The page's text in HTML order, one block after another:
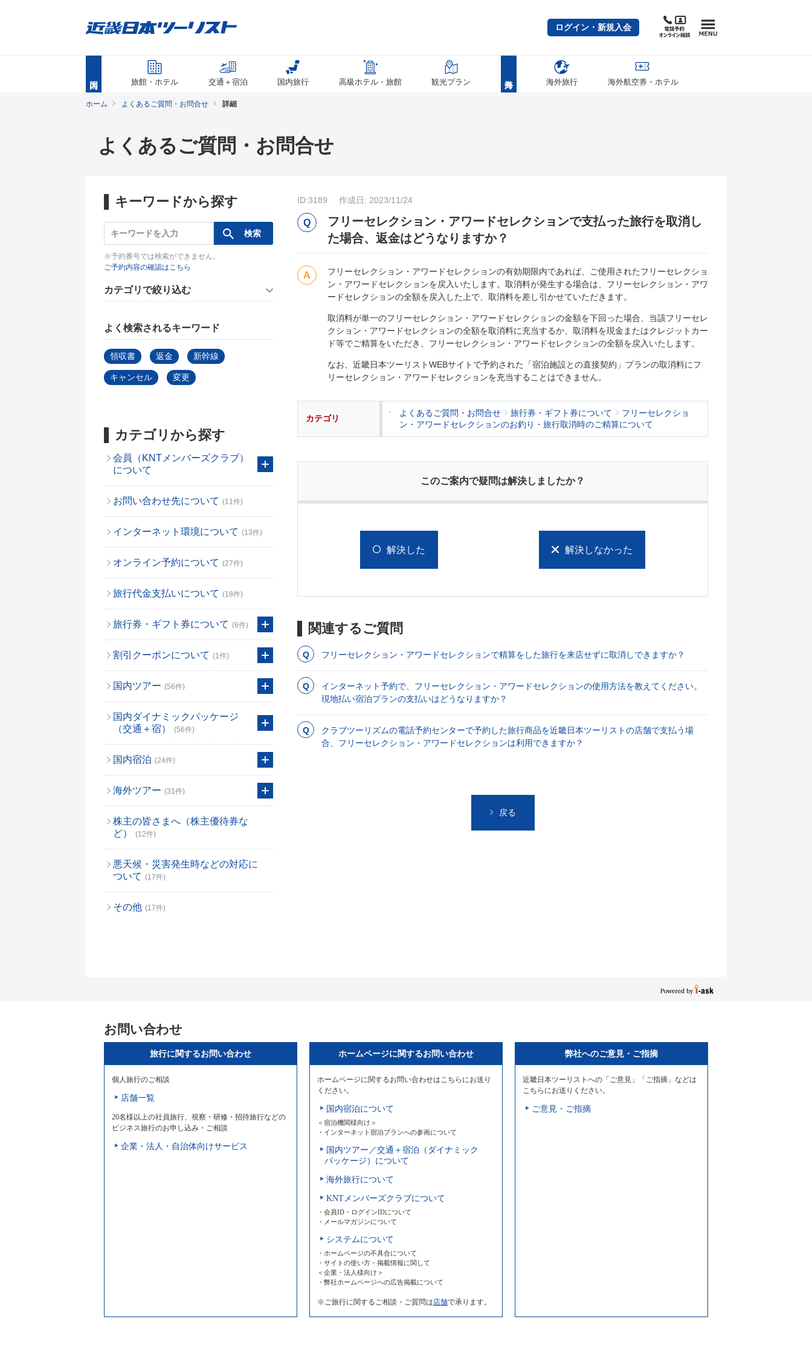
ログイン・新規入会
旅館・ホテル 交通＋宿泊 国内旅行 高級ホテル・旅館 観光プラン 海外旅行 海外航空券・ホテル
ホーム よくあるご質問・お問合せ 詳細
よくあるご質問・お問合せ
キーワードから探す
※予約番号では検索ができません。
ご予約内容の確認はこちら
カテゴリで絞り込む
よく検索されるキーワード
領収書 返金 新幹線
キャンセル 変更
カテゴリから探す
会員（KNTメンバーズクラブ）
について
お問い合わせ先について (11件)
インターネット環境について (13件)
オンライン予約について (27件)
旅行代金支払いについて (18件)
旅行券・ギフト券について (6件)
割引クーポンについて (1件)
国内ツアー (56件)
国内ダイナミックパッケージ
（交通＋宿）
(56件)
国内宿泊 (24件)
海外ツアー (31件)
株主の皆さまへ（株主優待券な
ど）
(12件)
悪天候・災害発生時などの対応に
ついて (17件)
その他 (17件)
ID:3189 作成日: 2023/11/24
フリーセレクション・アワードセレクションで支払った旅行を取消し
た場合、返金はどうなりますか？
フリーセレクション・アワードセレクションの有効期限内であれば、ご使用されたフリーセレクショ
ン・アワードセレクションを戻入いたします。取消料が発生する場合は、フリーセレクション・アワ
ードセレクションの全額を戻入した上で、取消料を差し引かせていただきます。
取消料が単一のフリーセレクション・アワードセレクションの金額を下回った場合、当該フリーセレ
クション・アワードセレクションの全額を取消料に充当するか、取消料を現金またはクレジットカー
ド等でご精算をいただき、フリーセレクション・アワードセレクションの全額を戻入いたします。
なお、近畿日本ツーリストWEBサイトで予約された「宿泊施設との直接契約」プランの取消料にフ
リーセレクション・アワードセレクションを充当することはできません。
カテゴリ
よくあるご質問・お問合せ 旅行券・ギフト券について
フリーセレクショ
ン・アワードセレクションのお釣り・旅行取消時のご精算について
このご案内で疑問は解決しましたか？
解決した 解決しなかった
関連するご質問
フリーセレクション・アワードセレクションで精算をした旅行を来店せずに取消しできますか？
インターネット予約で、フリーセレクション・アワードセレクションの使用方法を教えてください。
現地払い宿泊プランの支払いはどうなりますか？
クラブツーリズムの電話予約センターで予約した旅行商品を近畿日本ツーリストの店舗で支払う場
合、フリーセレクション・アワードセレクションは利用できますか？
戻る
お問い合わせ
旅行に関するお問い合わせ
個人旅行のご相談
店舗一覧
20名様以上の社員旅行、視察・研修・招待旅行などの
ビジネス旅行のお申し込み・ご相談
企業・法人・自治体向けサービス
ホームページに関するお問い合わせ
ホームページに関するお問い合わせはこちらにお送り
ください。
国内宿泊について
＜宿泊機関様向け＞
・インターネット宿泊プランへの参画について
国内ツアー／交通＋宿泊（ダイナミック
パッケージ）について
海外旅行について
KNTメンバーズクラブについて
・会員ID・ログインIDについて
・メールマガジンについて
システムについて
・ホームページの不具合について
・サイトの使い方・掲載情報に関して
＜企業・法人様向け＞
・弊社ホームページへの広告掲載について
※ご旅行に関するご相談・ご質問は店舗で承ります。
弊社へのご意見・ご指摘
近畿日本ツーリストへの「ご意見」「ご指摘」などは
こちらにお送りください。
ご意見・ご指摘